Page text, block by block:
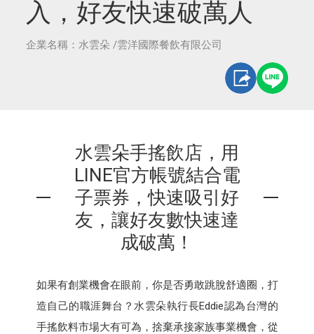
入，好友快速破萬人
企業名稱：水雲朵 /雲洋國際餐飲有限公司
水雲朵手搖飲店，用
LINE官方帳號結合電
子票券，快速吸引好
友，讓好友數快速達
成破萬！
如果有創業機會在眼前，你是否勇敢跳脫舒適圈，打
造自己的職涯舞台？水雲朵執行長Eddie認為台灣的
手搖飲料市場大有可為，捨棄承接家族事業機會，從